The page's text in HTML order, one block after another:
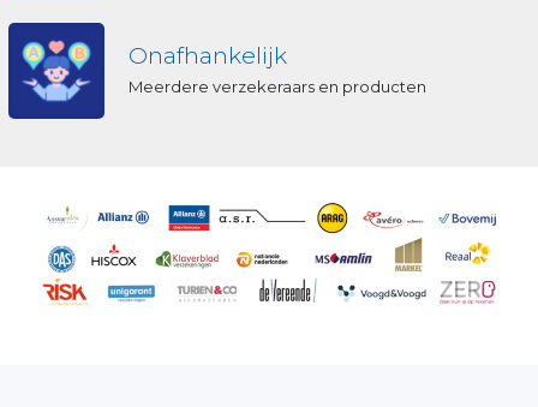
Onafhankelijk
Meerdere verzekeraars en producten